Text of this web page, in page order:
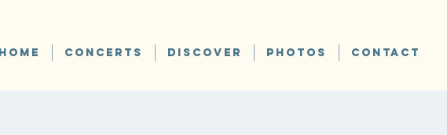
HOME CONCERTS DISCOVER PHOTOS CONTACT